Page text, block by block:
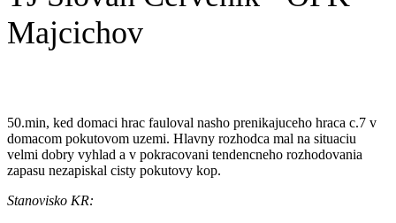
Majcichov
50.min, ked domaci hrac fauloval nasho prenikajuceho hraca c.7 v
domacom pokutovom uzemi. Hlavny rozhodca mal na situaciu
velmi dobry vyhlad a v pokracovani tendencneho rozhodovania
zapasu nezapiskal cisty pokutovy kop.
Stanovisko KR: